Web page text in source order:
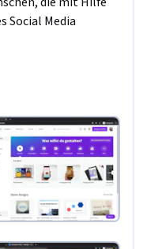
Social Media